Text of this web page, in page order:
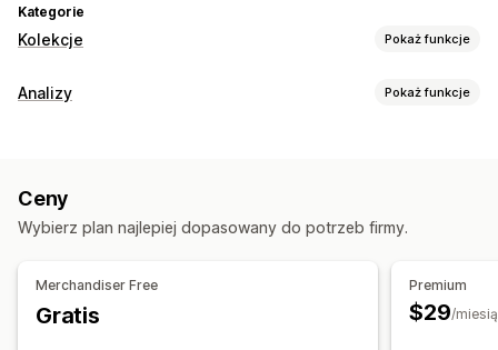
Kategorie
Kolekcje Pokaż funkcje
Sortowanie
Grupowanie produktów
Śledzenie w czasie rzeczywistym
Tworzenie kolekcji
Analizy Pokaż funkcje
Marketing i sprzedaż
Materiały wizualne i raporty
Analizy pulpitu
Ceny
Wybierz plan najlepiej dopasowany do potrzeb firmy.
Merchandiser Free
Gratis
Premium
$29/